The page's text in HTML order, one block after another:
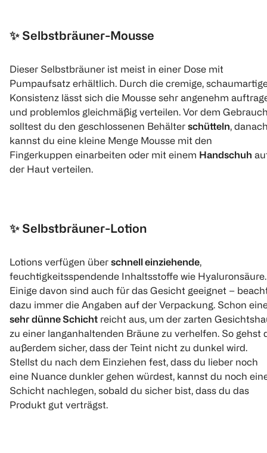
✨ Selbstbräuner-Mousse
Dieser Selbstbräuner ist meist in einer Dose mit
Pumpaufsatz erhältlich. Durch die cremige,
Konsistenz lässt sich die Mousse sehr angenehm
und problemlos gleichmäßig verteilen. Vor dem
solltest du den geschlossenen Behälter schütteln,
kannst du eine kleine Menge Mousse mit den
Fingerkuppen einarbeiten oder mit einem Handschuh
der Haut verteilen.
✨ Selbstbräuner-Lotion
Lotions verfügen über schnell einziehende,
feuchtigkeitsspendende Inhaltsstoffe wie Hyaluronsäure.
Einige davon sind auch für das Gesicht geeignet –
dazu immer die Angaben auf der Verpackung. Schon
sehr dünne Schicht reicht aus, um der zarten
zu einer langanhaltenden Bräune zu verhelfen. So gehst
außerdem sicher, dass der Teint nicht zu dunkel wird.
Stellst du nach dem Einziehen fest, dass du lieber noch
eine Nuance dunkler gehen würdest, kannst du noch
Schicht nachlegen, sobald du sicher bist, dass du das
Produkt gut verträgst.